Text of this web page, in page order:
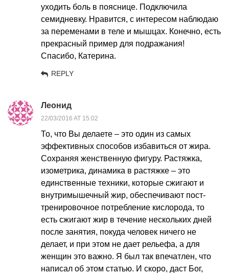
уходить боль в пояснице. Подключила
семидневку. Нравится, с интересом наблюдаю
за переменами в теле и мышцах. Конечно, есть
прекрасный пример для подражания!
Спасибо, Катерина.
REPLY
Леонид
22/03/2016 AT 15:02
То, что Вы делаете – это один из самых
эффективных способов избавиться от жира.
Сохраняя женственную фигуру. Растяжка,
изометрика, динамика в растяжке – это
единственные техники, которые сжигают и
внутримышечный жир, обеспечивают пост-
тренировочное потребление кислорода, то
есть сжигают жир в течение нескольких дней
после занятия, покуда человек ничего не
делает, и при этом не дает рельефа, а для
женщин это важно. Я был так впечатлен, что
написал об этом статью. И скоро, даст Бог,